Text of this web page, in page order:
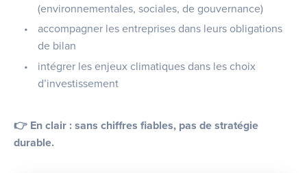
(environnementales, sociales, de gouvernance)
accompagner les entreprises dans leurs obligations
de bilan
intégrer les enjeux climatiques dans les choix
d’investissement
👉 En clair : sans chiffres fiables, pas de stratégie
durable.